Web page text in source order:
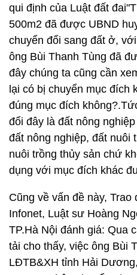
qui định của Luật đất
500m2 đã được UBND
chuyển đổi sang đất ở,
ông Bùi Thanh Tùng đã
đây chúng ta cũng cần
lại có bị chuyển mục đích
đúng mục đích
đổi đây là đất nông
đất nông nghiệp, đất nuôi
nuôi trồng thủy sản chứ
dụng với mục đích khác
Cũng về vấn đề này,
Infonet, Luật sư Hoàng
TP.Hà Nội đánh giá: Qua
tải cho thấy, việc ông Bùi
LĐTB&XH tỉnh Hải